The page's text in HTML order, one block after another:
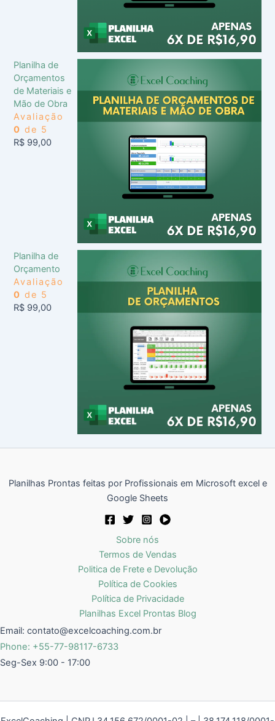
Planilha de
Orçamentos
de Materiais e
Mão de Obra
Avaliação
0 de 5
R$ 99,00
Planilha de
Orçamento
Avaliação
0 de 5
R$ 99,00
Planilhas Prontas feitas por Profissionais em Microsoft excel e
Google Sheets
Sobre nós
Termos de Vendas
Politica de Frete e Devolução
Política de Cookies
Política de Privacidade
Planilhas Excel Prontas Blog
Email: contato@excelcoaching.com.br
Phone: +55-77-98117-6733
Seg-Sex 9:00 - 17:00